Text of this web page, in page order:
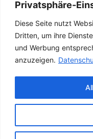
Privatsphäre-
Diese Seite nutzt
Dritten, um ihre
und Werbung
anzuzeigen.
Vielleicht hilft die
Suchen
nach:
Copyright © 2026